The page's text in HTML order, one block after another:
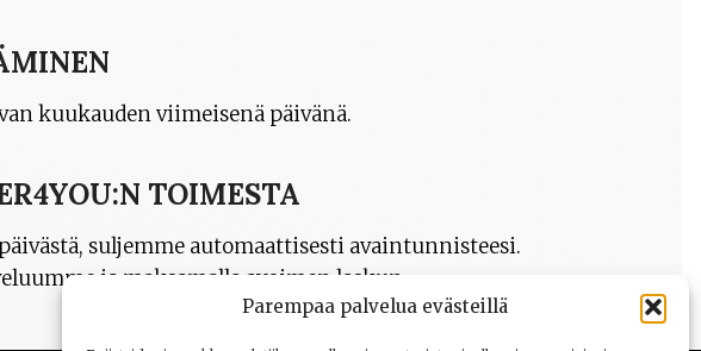
Parempaa palvelua evästeillä
kuukauden viimeisenä päivänä.
TOIMESTA
suljemme automaattisesti avaintunnisteesi.
ja maksamalla avoimen laskun.